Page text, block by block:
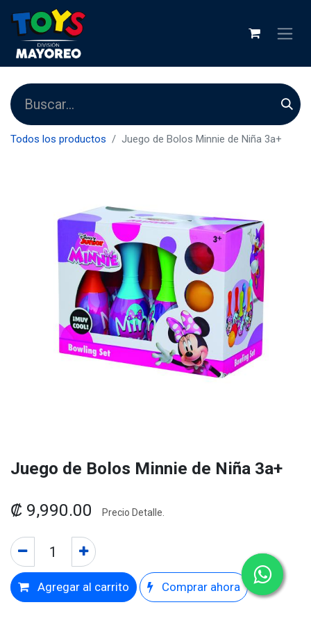
Todos los productos Juego de Bolos Minnie de Niña 3a+
Juego de Bolos Minnie de Niña 3a+
₡ 9,990.00 Precio Detalle.
Agregar al carrito Comprar ahora